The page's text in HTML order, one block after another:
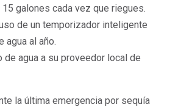
galones cada vez que riegues.
de un temporizador inteligente
agua al año.
agua a su proveedor local de
la última emergencia por sequía